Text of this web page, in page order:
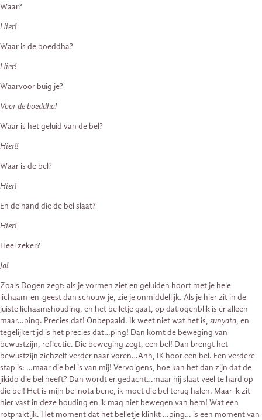
Waar?
Hier!
Waar is de boeddha?
Hier!
Waarvoor buig je?
Voor de boeddha!
Waar is het geluid van de bel?
Hier!!
Waar is de bel?
Hier!
En de hand die de bel slaat?
Hier!
Heel zeker?
Ja!
Zoals Dogen zegt: als je vormen ziet en geluiden hoort met je hele
lichaam-en-geest dan schouw je, zie je onmiddellijk. Als je hier zit in de
juiste lichaamshouding, en het belletje gaat, op dat ogenblik is er alleen
maar…ping. Precies dat! Onbepaald. Ik weet niet wat het is, sunyata, en
tegelijkertijd is het precies dat…ping! Dan komt de beweging van
bewustzijn, reflectie. Die beweging zegt, een bel! Dan brengt het
bewustzijn zichzelf verder naar voren…Ahh, IK hoor een bel. Een verdere
stap is: …maar die bel is van mij! Vervolgens, hoe kan het dan zijn dat de
jikido die bel heeft? Dan wordt er gedacht…maar hij slaat veel te hard op
die bel! Het is mijn bel nota bene, ik moet die bel terug halen. Maar ik zit
hier vast in deze houding en ik mag niet bewegen van hem! Wat een
rotpraktijk. Het moment dat het belletje klinkt …ping… is een moment van